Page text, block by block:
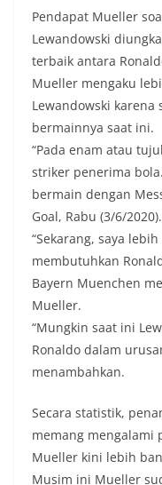
Pendapat Mueller
Lewandowski
terbaik antara
Mueller mengaku
Lewandowski karena
bermainnya saat ini.
“Pada enam atau
striker penerima
bermain dengan
Goal, Rabu (3/6/2020).
“Sekarang, saya
membutuhkan
Bayern Muenchen
Mueller.
“Mungkin saat ini
Ronaldo dalam
menambahkan.
Secara statistik,
memang mengalami
Mueller kini lebih
Musim ini Mueller